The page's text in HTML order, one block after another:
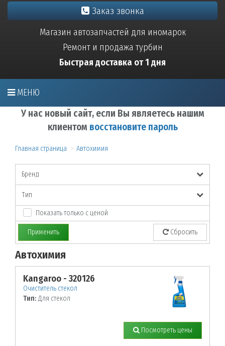
Заказ звонка
Магазин автозапчастей для иномарок
Ремонт и продажа турбин
Быстрая доставка от 1 дня
МЕНЮ
У нас новый сайт, если Вы являетесь нашим
клиентом восстановите пароль
Главная страница Автохимия
Бренд
Тип
Показать только с ценой
Применить Сбросить
Автохимия
Kangaroo - 320126
Очиститель стекол
Тип: Для стекол
Посмотреть цены
По заданным параметрам товары не найдены!